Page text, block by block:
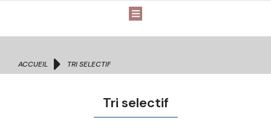
Vous êtes ici :
ACCUEIL TRI SELECTIF
Tri selectif